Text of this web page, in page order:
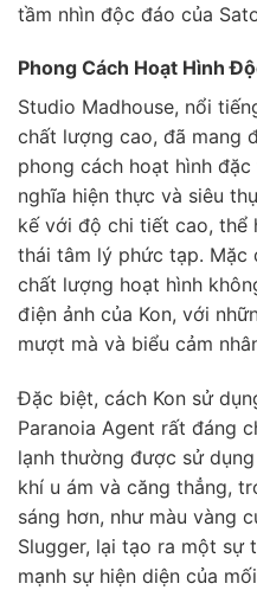
tầm nhìn độc đáo của
Phong Cách Hoạt Hình
Studio Madhouse, nổi
chất lượng cao, đã mang
phong cách hoạt hình
nghĩa hiện thực và siêu
kế với độ chi tiết cao, thể
thái tâm lý phức tạp. Mặc
chất lượng hoạt hình
điện ảnh của Kon, với
mượt mà và biểu cảm
Đặc biệt, cách Kon sử
Paranoia Agent rất đáng
lạnh thường được sử
khí u ám và căng thẳng,
sáng hơn, như màu vàng
Slugger, lại tạo ra một sự
mạnh sự hiện diện của